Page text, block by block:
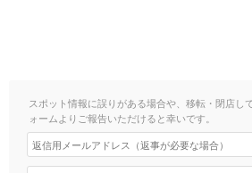
スポット情報に誤りがある場合や、移転・閉店し
ォームよりご報告いただけると幸いです。